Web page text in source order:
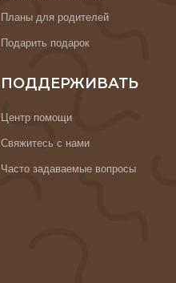
Планы для родителей
Подарить подарок
ПОДДЕРЖИВАТЬ
Центр помощи
Свяжитесь с нами
Часто задаваемые вопросы